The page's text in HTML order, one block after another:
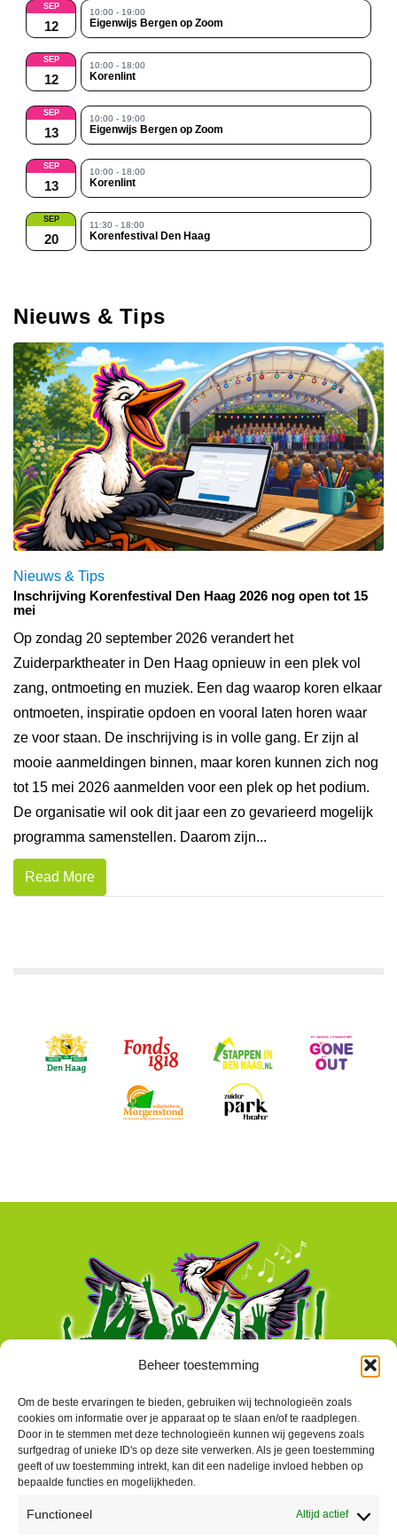
Beheer toestemming
Om de beste ervaringen te bieden, gebruiken wij technologieën zoals
cookies om informatie over je apparaat op te slaan en/of te raadplegen.
Door in te stemmen met deze technologieën kunnen wij gegevens zoals
surfgedrag of unieke ID's op deze site verwerken. Als je geen toestemming
geeft of uw toestemming intrekt, kan dit een nadelige invloed hebben op
bepaalde functies en mogelijkheden.
Functioneel Altijd actief
SEP
12
10:00 - 19:00
Eigenwijs Bergen op Zoom
SEP
12
10:00 - 18:00
Korenlint
SEP
13
10:00 - 19:00
Eigenwijs Bergen op Zoom
SEP
13
10:00 - 18:00
Korenlint
SEP
20
11:30 - 18:00
Korenfestival Den Haag
Nieuws & Tips
Nieuws & Tips
Inschrijving Korenfestival Den Haag 2026 nog open tot 15
mei
Op zondag 20 september 2026 verandert het
Zuiderparktheater in Den Haag opnieuw in een plek vol
zang, ontmoeting en muziek. Een dag waarop koren elkaar
ontmoeten, inspiratie opdoen en vooral laten horen waar
ze voor staan. De inschrijving is in volle gang. Er zijn al
mooie aanmeldingen binnen, maar koren kunnen zich nog
tot 15 mei 2026 aanmelden voor een plek op het podium.
De organisatie wil ook dit jaar een zo gevarieerd mogelijk
programma samenstellen. Daarom zijn...
Read More